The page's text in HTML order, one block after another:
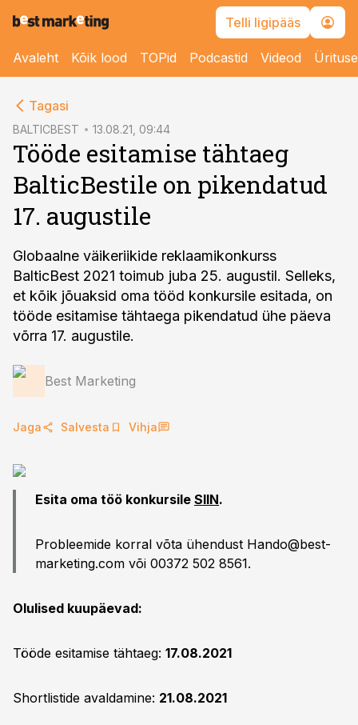
Telli ligipääs
Avaleht Kõik lood TOPid Podcastid Videod
Tagasi
BALTICBEST 13.08.21, 09:44
Tööde esitamise tähtaeg
BalticBestile on pikendatud
17. augustile
Globaalne väikeriikide reklaamikonkurss
BalticBest 2021 toimub juba 25. augustil. Selleks,
et kõik jõuaksid oma tööd konkursile esitada, on
tööde esitamise tähtaega pikendatud ühe päeva
võrra 17. augustile.
Best Marketing
Jaga Salvesta Vihja
Esita oma töö konkursile SIIN.
Probleemide korral võta ühendust Hando@best-
marketing.com või 00372 502 8561.
Olulised kuupäevad:
Tööde esitamise tähtaeg: 17.08.2021
Shortlistide avaldamine: 21.08.2021